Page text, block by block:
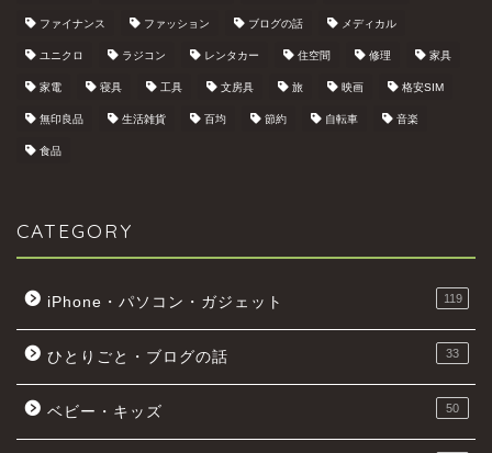
ファイナンス ファッション ブログの話 メディカル
ユニクロ ラジコン レンタカー 住空間 修理 家具
家電 寝具 工具 文房具 旅 映画 格安SIM
無印良品 生活雑貨 百均 節約 自転車 音楽
食品
CATEGORY
iPhone・パソコン・ガジェット 119
ひとりごと・ブログの話 33
ベビー・キッズ 50